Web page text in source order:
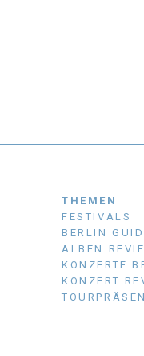
THEMEN
FESTIVALS
BERLIN
ALBEN
KONZERTE
KONZERT